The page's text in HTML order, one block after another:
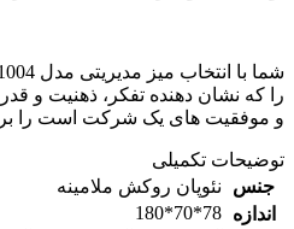
را که نشان دهنده تفکر، ذهنیت و
و موفقیت های یک شرکت است را
توضیحات تکمیلی
جنس
نئوپان روکش ملامینه
اندازه 78*70*180